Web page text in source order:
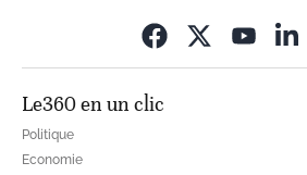
Le360 en un clic
Politique
Economie